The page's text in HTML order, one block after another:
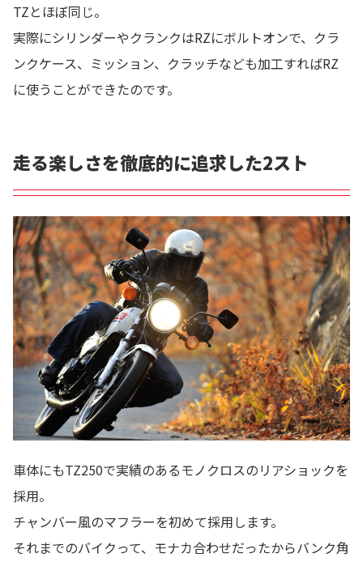
TZとほぼ同じ。
実際にシリンダーやクランクはRZにボルトオンで、クラ
ンクケース、ミッション、クラッチなども加工すればRZ
に使うことができたのです。
走る楽しさを徹底的に追求した2スト
車体にもTZ250で実績のあるモノクロスのリアショックを
採用。
チャンバー風のマフラーを初めて採用します。
それまでのバイクって、モナカ合わせだったからバンク角